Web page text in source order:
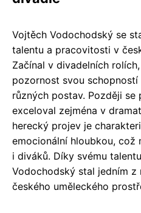
Vojtěch Vodochodský se
talentu a pracovitosti v
Začínal v divadelních
pozornost svou
různých postav. Později
exceloval zejména v
herecký projev je
emocionální hloubkou, což
i diváků. Díky svému
Vodochodský stal jedním z
českého uměleckého